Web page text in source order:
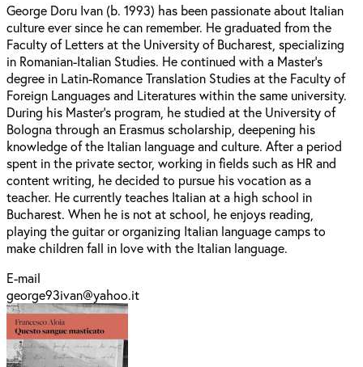
George Doru Ivan (b. 1993) has been passionate about Italian
culture ever since he can remember. He graduated from the
Faculty of Letters at the University of Bucharest, specializing
in Romanian-Italian Studies. He continued with a Master's
degree in Latin-Romance Translation Studies at the Faculty of
Foreign Languages and Literatures within the same university.
During his Master's program, he studied at the University of
Bologna through an Erasmus scholarship, deepening his
knowledge of the Italian language and culture. After a period
spent in the private sector, working in fields such as HR and
content writing, he decided to pursue his vocation as a
teacher. He currently teaches Italian at a high school in
Bucharest. When he is not at school, he enjoys reading,
playing the guitar or organizing Italian language camps to
make children fall in love with the Italian language.
E-mail
george93ivan@yahoo.it